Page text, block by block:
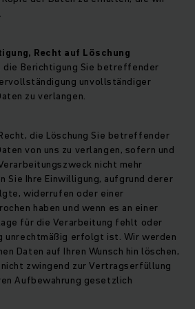
Recht auf Löschung
die Berichtigung Sie betreffender
unvollständiger
zu verlangen.
die Löschung Sie betreffender
von uns zu verlangen, sofern und
nicht mehr
Sie Ihre Einwilligung, aufgrund derer
widerrufen oder einer
haben und wenn es an einer
für die Verarbeitung fehlt oder
unrechtmäßig erfolgt ist. Wir werden
Daten auf Ihren Wunsch hin löschen,
zwingend zur Vertragserfüllung
Aufbewahrung gesetzlich